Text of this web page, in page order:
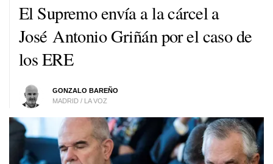
El Supremo envía a la cárcel a
José Antonio Griñán por el caso de
los ERE
GONZALO BAREÑO
MADRID / LA VOZ